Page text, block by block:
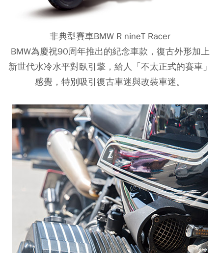
非典型賽車BMW R nineT Racer
BMW為慶祝90周年推出的紀念車款，復古外形加上
新世代水冷水平對臥引擎，給人「不太正式的賽車」
感覺，特別吸引復古車迷與改裝車迷。